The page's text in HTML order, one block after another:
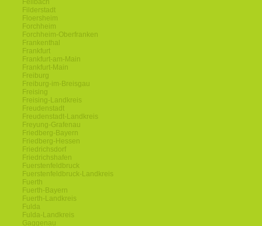
Fellbach
Filderstadt
Floersheim
Forchheim
Forchheim-Oberfranken
Frankenthal
Frankfurt
Frankfurt-am-Main
Frankfurt-Main
Freiburg
Freiburg-im-Breisgau
Freising
Freising-Landkreis
Freudenstadt
Freudenstadt-Landkreis
Freyung-Grafenau
Friedberg-Bayern
Friedberg-Hessen
Friedrichsdorf
Friedrichshafen
Fuerstenfeldbruck
Fuerstenfeldbruck-Landkreis
Fuerth
Fuerth-Bayern
Fuerth-Landkreis
Fulda
Fulda-Landkreis
Gaggenau